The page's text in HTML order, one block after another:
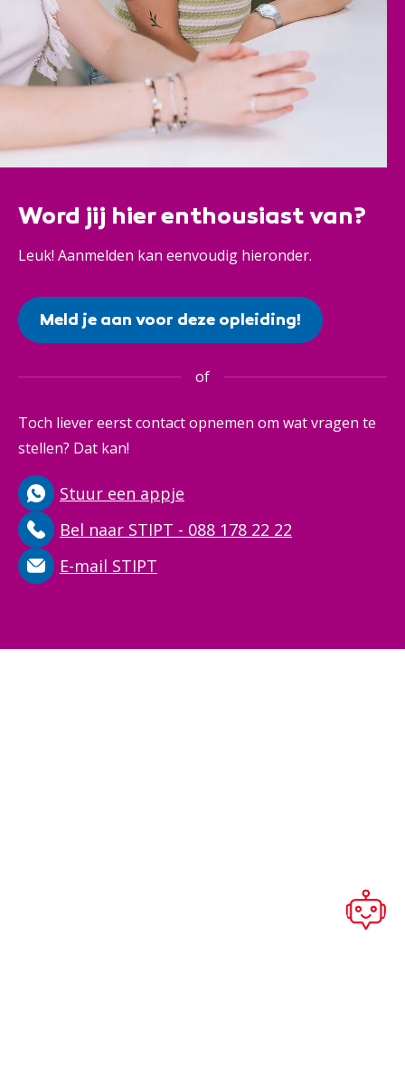
Word jij hier enthousiast van?
Leuk! Aanmelden kan eenvoudig hieronder.
Meld je aan voor deze opleiding!
of
Toch liever eerst contact opnemen om wat vragen te
stellen? Dat kan!
Stuur een appje
Bel naar STIPT - 088 178 22 22
E-mail STIPT